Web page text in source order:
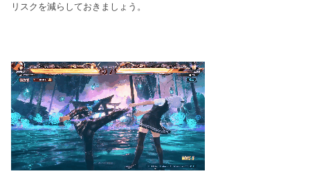
リスクを減らしておきましょう。